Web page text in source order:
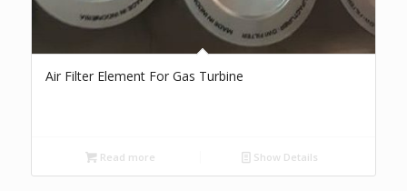
Air Filter Element For Gas Turbine
Read more Show Details